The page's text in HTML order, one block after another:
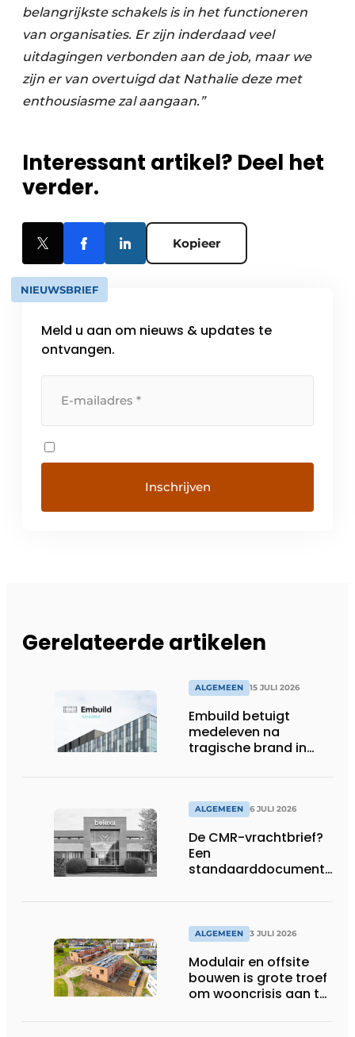
belangrijkste schakels is in het functioneren
van organisaties. Er zijn inderdaad veel
uitdagingen verbonden aan de job, maar we
zijn er van overtuigd dat Nathalie deze met
enthousiasme zal aangaan.”
Interessant artikel? Deel het
verder.
Kopieer
NIEUWSBRIEF
Meld u aan om nieuws & updates te
ontvangen.
Gerelateerde artikelen
ALGEMEEN 15 JULI 2026
Embuild betuigt
medeleven na
tragische brand in
ALGEMEEN 6 JULI 2026
De CMR-vrachtbrief?
Een
standaarddocument
ALGEMEEN 3 JULI 2026
Modulair en offsite
bouwen is grote troef
om wooncrisis aan te